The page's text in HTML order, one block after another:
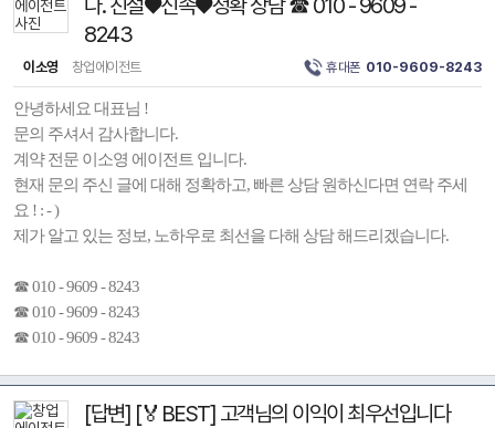
다. 친절♥신속♥정확 상담 ☎ 010 - 9609 -
8243
이소영 창업에이전트 휴대폰 010-9609-8243
안녕하세요 대표님 !
문의 주셔서 감사합니다.
계약 전문 이소영 에이전트 입니다.
현재 문의 주신 글에 대해 정확하고, 빠른 상담 원하신다면 연락 주세
요 ! : - )
제가 알고 있는 정보, 노하우로 최선을 다해 상담 해드리겠습니다.
☎ 010 - 9609 - 8243
☎ 010 - 9609 - 8243
☎ 010 - 9609 - 8243
[답변] [🏅BEST] 고객님의 이익이 최우선입니다